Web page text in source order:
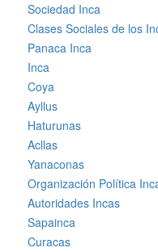
Sociedad Inca
Clases Sociales de los
Panaca Inca
Inca
Coya
Ayllus
Haturunas
Acllas
Yanaconas
Organización Política
Autoridades Incas
Sapainca
Curacas